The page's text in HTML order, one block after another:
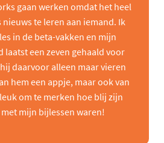
gaan werken omdat het heel
te leren aan iemand. Ik
in de beta-vakken en mijn
laatst een zeven gehaald voor
daarvoor alleen maar vieren
hem een appje, maar ook van
om te merken hoe blij zijn
mijn bijlessen waren!